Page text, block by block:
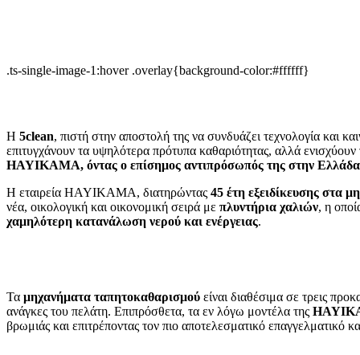
.ts-single-image-1:hover .overlay{background-color:#ffffff}
Η 5clean, πιστή στην αποστολή της να συνδυάζει τεχνολογία και
επιτυγχάνουν τα υψηλότερα πρότυπα καθαριότητας, αλλά
HAYIKAMA, όντας ο επίσημος αντιπρόσωπός της στην
Η εταιρεία HAYIKAMA, διατηρώντας 45 έτη εξειδίκευσης στα
νέα, οικολογική και οικονομική σειρά με πλυντήρια χαλιών, η
χαμηλότερη κατανάλωση νερού και ενέργειας.
Τα μηχανήματα ταπητοκαθαρισμού είναι διαθέσιμα σε τρεις
ανάγκες του πελάτη. Επιπρόσθετα, τα εν λόγω μοντέλα της
βρωμιάς και επιτρέποντας τον πιο αποτελεσματικό επαγγελματικό